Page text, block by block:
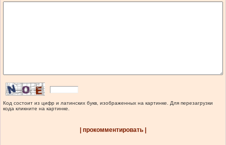
Код состоит из цифр и латинских букв, изображенных на картинке. Для перезагрузки
кода кликните на картинке.
| прокомментировать |